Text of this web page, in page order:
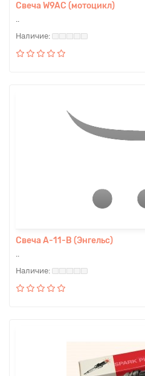
Свеча W9AС (мотоцикл)
..
Свеча А-11-В (Энгельс)
..